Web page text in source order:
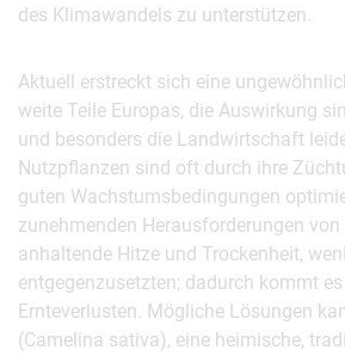
des Klimawandels zu unterstützen.
Aktuell erstreckt sich eine
weite Teile Europas, die Auswirkung
und besonders die Landwirtschaft
Nutzpflanzen sind oft durch ihre
guten Wachstumsbedingungen
zunehmenden Herausforderungen
anhaltende Hitze und Trockenheit,
entgegenzusetzten; dadurch kommt
Ernteverlusten. Mögliche Lösungen
(Camelina sativa), eine heimische,